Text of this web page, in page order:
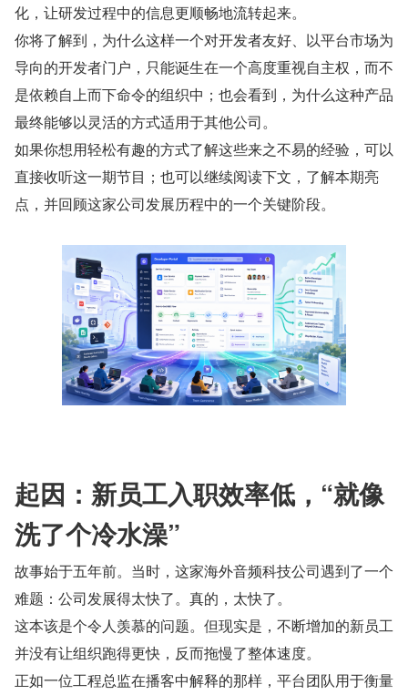
化，让研发过程中的信息更顺畅地流转起来。
你将了解到，为什么这样一个对开发者友好、以平台市场为
导向的开发者门户，只能诞生在一个高度重视自主权，而不
是依赖自上而下命令的组织中；也会看到，为什么这种产品
最终能够以灵活的方式适用于其他公司。
如果你想用轻松有趣的方式了解这些来之不易的经验，可以
直接收听这一期节目；也可以继续阅读下文，了解本期亮
点，并回顾这家公司发展历程中的一个关键阶段。
起因：新员工入职效率低，“就像
洗了个冷水澡”
故事始于五年前。当时，这家海外音频科技公司遇到了一个
难题：公司发展得太快了。真的，太快了。
这本该是个令人羡慕的问题。但现实是，不断增加的新员工
并没有让组织跑得更快，反而拖慢了整体速度。
正如一位工程总监在播客中解释的那样，平台团队用于衡量